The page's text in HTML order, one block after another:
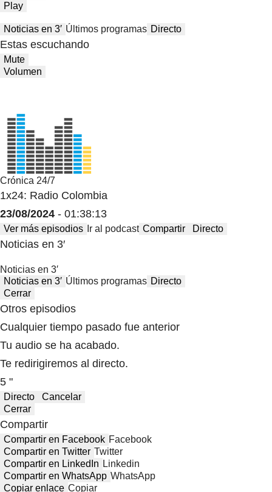
Play
Noticias en 3′ Últimos programas Directo
Estas escuchando
Mute
Volumen
Crónica 24/7
1x24: Radio Colombia
23/08/2024 - 01:38:13
Ver más episodios Ir al podcast Compartir Directo
Noticias en 3′
Noticias en 3′
Noticias en 3′ Últimos programas Directo
Cerrar
Otros episodios
Cualquier tiempo pasado fue anterior
Tu audio se ha acabado.
Te redirigiremos al directo.
5 "
Directo
Cancelar
Cerrar
Compartir
Compartir en Facebook Facebook
Compartir en Twitter Twitter
Compartir en LinkedIn Linkedin
Compartir en WhatsApp WhatsApp
Copiar enlace Copiar